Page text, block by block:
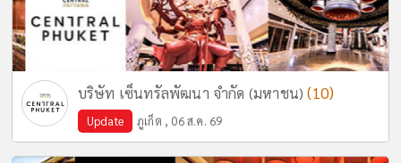
บริษัท เซ็นทรัลพัฒนา จำกัด (มหาชน)(10)
Update ภูเก็ต , 06 ส.ค. 69